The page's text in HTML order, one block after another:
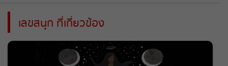
เลขสนุก ที่เกี่ยวข้อง